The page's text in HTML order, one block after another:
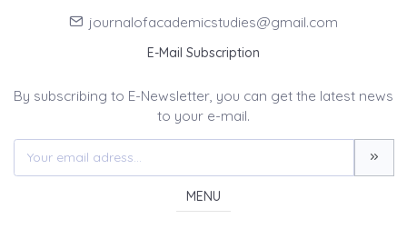
journalofacademicstudies@gmail.com
E-Mail Subscription
By subscribing to E-Newsletter, you can get the latest news
to your e-mail.
MENU